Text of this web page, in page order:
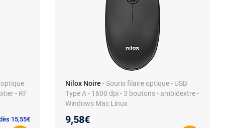
- RF
15,55€
Nilox Noire - Souris filaire optique - USB
Type A - 1600 dpi - 3 boutons - ambidextre -
Windows Mac Linux
9,58€